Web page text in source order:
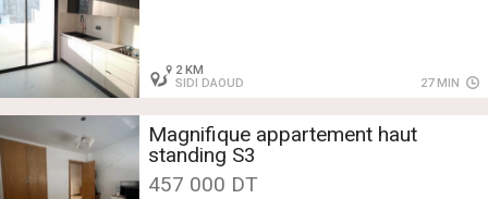
2 KM
SIDI DAOUD
27 MIN
Magnifique appartement haut
standing S3
457 000 DT